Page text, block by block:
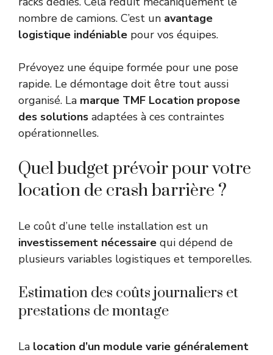
nombre de camions. C’est un avantage
logistique indéniable pour vos équipes.
Prévoyez une équipe formée pour une pose
rapide. Le démontage doit être tout aussi
organisé. La marque TMF Location propose
des solutions adaptées à ces contraintes
opérationnelles.
Quel budget prévoir pour votre
location de crash barrière ?
Le coût d’une telle installation est un
investissement nécessaire qui dépend de
plusieurs variables logistiques et temporelles.
Estimation des coûts journaliers et
prestations de montage
La location d’un module varie généralement